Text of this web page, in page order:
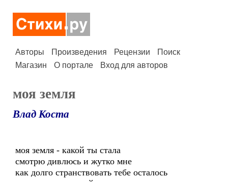
Авторы Произведения Рецензии
Поиск
Магазин
О портале Вход для авторов
моя земля
Влад Коста
моя земля - какой ты стала
смотрю дивлюсь и жутко мне
как долго странствовать тебе осталось